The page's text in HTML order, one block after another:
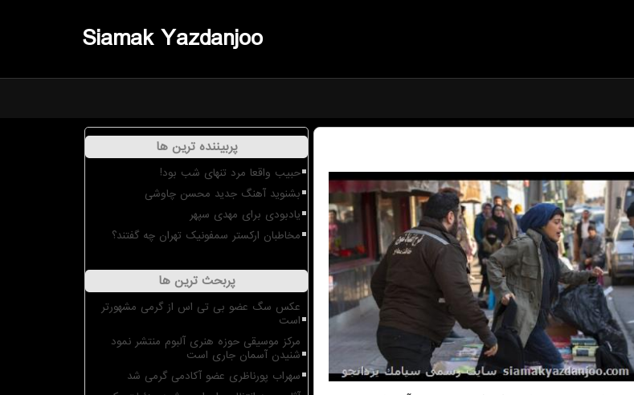
Siamak Yazdanjoo
پربیننده ترین ها
حبیب واقعا مرد تنهای شب بود!
بشنوید آهنگ جدید محسن چاوشی
یادبودی برای مهدی سپهر
مخاطبان ارکستر سمفونیک تهران چه گفتند؟
پربحث ترین ها
عکس سگ عضو بی تی اس از گرمی مشهورتر
است
مرکز موسیقی حوزه هنری آلبوم منتشر نمود
شنیدن آسمان جاری است
سهراب پورناظری عضو آکادمی گرمی شد